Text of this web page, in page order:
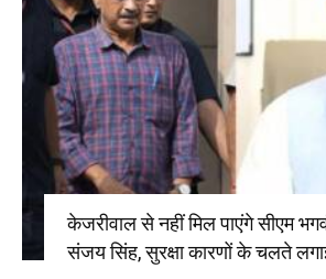
केजरीवाल से नहीं मिल पाएंगे सीएम
संजय सिंह, सुरक्षा कारणों के चलते